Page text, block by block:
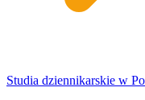
Studia dziennikarskie w